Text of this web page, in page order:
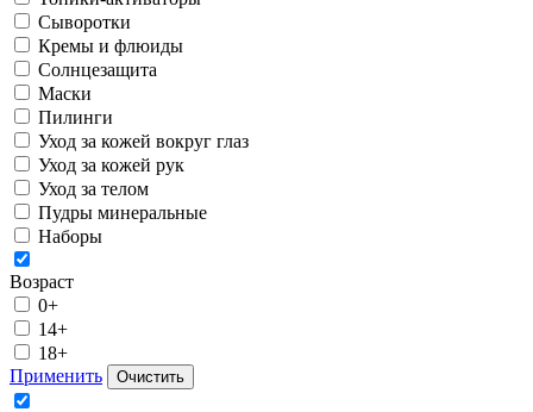
Сыворотки
Кремы и флюиды
Солнцезащита
Маски
Пилинги
Уход за кожей вокруг глаз
Уход за кожей рук
Уход за телом
Пудры минеральные
Наборы
Возраст
0+
14+
18+
Применить
Очистить